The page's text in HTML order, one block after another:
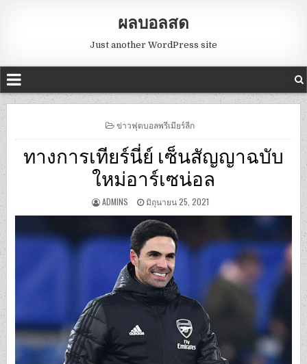
ผลบอลสด
Just another WordPress site
POSTED
ข่าวฟุตบอลพรีเมียร์ลีก
ทางการเทียร์นี่ย์ เซ็นสัญญาฉบับ
ใหม่อาร์เซน่อล
ADMINS มิถุนายน 25, 2021